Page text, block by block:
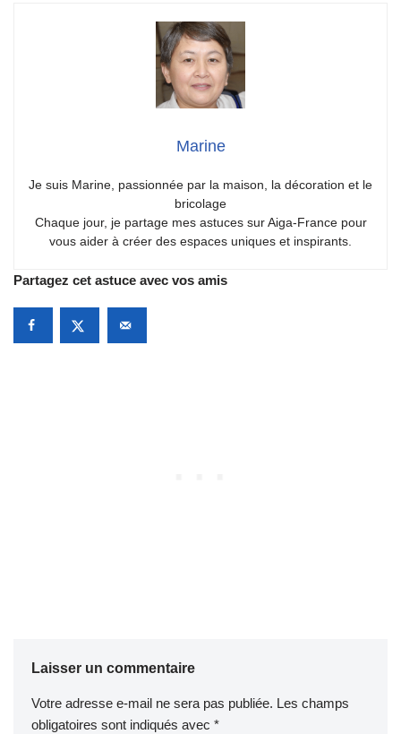
Marine
Je suis Marine, passionnée par la maison, la décoration et le
bricolage
Chaque jour, je partage mes astuces sur Aiga-France pour
vous aider à créer des espaces uniques et inspirants.
Partagez cet astuce avec vos amis
Laisser un commentaire
Votre adresse e-mail ne sera pas publiée. Les champs
obligatoires sont indiqués avec *